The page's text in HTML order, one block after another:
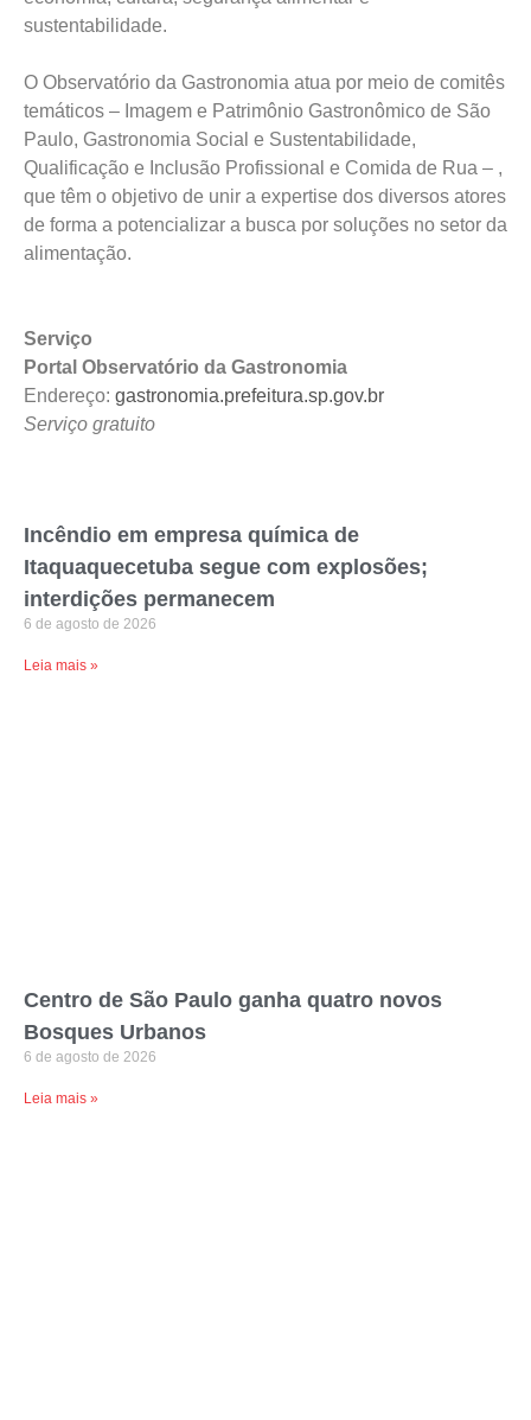
sustentabilidade.
O Observatório da Gastronomia atua por meio de comitês
temáticos – Imagem e Patrimônio Gastronômico de São
Paulo, Gastronomia Social e Sustentabilidade,
Qualificação e Inclusão Profissional e Comida de Rua – ,
que têm o objetivo de unir a expertise dos diversos atores
de forma a potencializar a busca por soluções no setor da
alimentação.
Serviço
Portal Observatório da Gastronomia
Endereço: gastronomia.prefeitura.sp.gov.br
Serviço gratuito
Incêndio em empresa química de
Itaquaquecetuba segue com explosões;
interdições permanecem
6 de agosto de 2026
Leia mais »
Centro de São Paulo ganha quatro novos
Bosques Urbanos
6 de agosto de 2026
Leia mais »